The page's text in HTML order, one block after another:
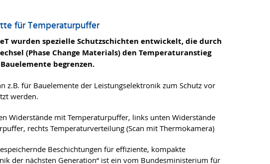
für Temperaturpuffer
wurden spezielle Schutzschichten entwickelt, die durch
(Phase Change Materials) den Temperaturanstieg
begrenzen.
z.B. für Bauelemente der Leistungselektronik zum Schutz vor
werden.
Widerstände mit Temperaturpuffer, links unten Widerstände
rechts Temperaturverteilung (Scan mit Thermokamera)
Beschichtungen für effiziente, kompakte
der nächsten Generation“ ist ein vom Bundesministerium für